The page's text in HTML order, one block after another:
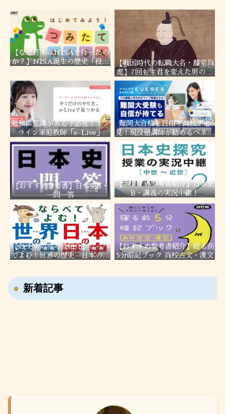
【なぜ日本はNISAを作ったの
か？】NISA誕生の歴史「投資
説！
【戦国時代の転職大名・藤堂高
虎】7回も主君を変えた男の転
職履歴！
勉強に意識がある子必見！オン
ライン家庭教師「e-Live」
難関大合格を目指す高校生必
見！現役塾講師が勧めるベネッ
セの「エベレス高校部」
【おすすめ参考書】日本史B・
一問一答
【おすすめ参考書紹介】日本史
B・講義の実況中継！
【おすすめ参考書紹介】ならべ
てよむ！世界の歴史 日本の歴
【おすすめ参考書紹介】寝る前
5分暗記ブック 高校古文・漢文
新着記事
【戦国時代の転職大名・藤堂高虎】7回も主君を変
えた男の転職履歴！